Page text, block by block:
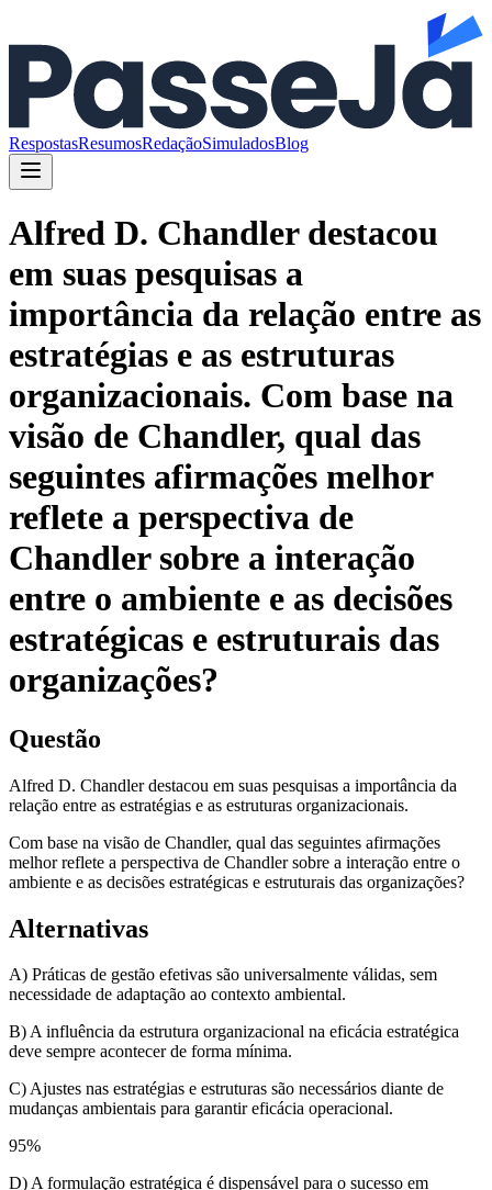
RespostasResumosRedaçãoSimuladosBlog
Alfred D. Chandler destacou
em suas pesquisas a
importância da relação entre as
estratégias e as estruturas
organizacionais. Com base na
visão de Chandler, qual das
seguintes afirmações melhor
reflete a perspectiva de
Chandler sobre a interação
entre o ambiente e as decisões
estratégicas e estruturais das
organizações?
Questão
Alfred D. Chandler destacou em suas pesquisas a importância da
relação entre as estratégias e as estruturas organizacionais.
Com base na visão de Chandler, qual das seguintes afirmações
melhor reflete a perspectiva de Chandler sobre a interação entre o
ambiente e as decisões estratégicas e estruturais das organizações?
Alternativas
A) Práticas de gestão efetivas são universalmente válidas, sem
necessidade de adaptação ao contexto ambiental.
B) A influência da estrutura organizacional na eficácia estratégica
deve sempre acontecer de forma mínima.
C) Ajustes nas estratégias e estruturas são necessários diante de
mudanças ambientais para garantir eficácia operacional.
95%
D) A formulação estratégica é dispensável para o sucesso em